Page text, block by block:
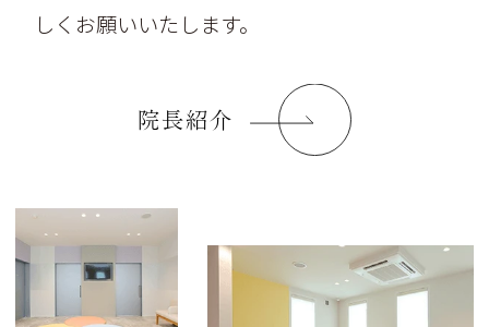
しくお願いいたします。
院長紹介